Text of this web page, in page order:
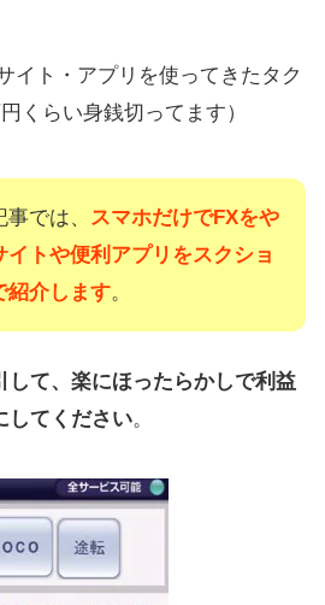
イト・アプリを使ってきたタク
くらい身銭切ってます）
事では、 スマホだけでFXをや
イトや便利アプリをスクショ
紹介します。
して、楽にほったらかしで利益
してください。